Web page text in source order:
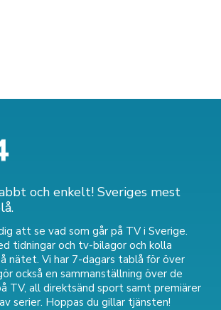
och enkelt! Sveriges mest
att se vad som går på TV i Sverige.
tidningar och tv-bilagor och kolla
nätet. Vi har 7-dagars tablå för över
också en sammanställning över de
TV, all direktsänd sport samt premiärer
serier. Hoppas du gillar tjänsten!